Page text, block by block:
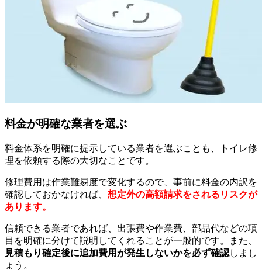
料金が明確な業者を選ぶ
料金体系を明確に提示している業者を選ぶことも、トイレ修
理を依頼する際の大切なことです。
修理費用は作業難易度で変化するので、事前に料金の内訳を
確認しておかなければ、 想定外の高額請求をされるリスクが
あります。
信頼できる業者であれば、出張費や作業費、部品代などの項
目を明確に分けて説明してくれることが一般的です。また、
見積もり確定後に追加費用が発生しないかを必ず確認しまし
ょう。